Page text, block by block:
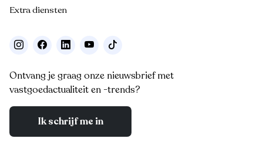
Extra diensten
Ontvang je graag onze nieuwsbrief met
vastgoedactualiteit en -trends?
Ik schrijf me in